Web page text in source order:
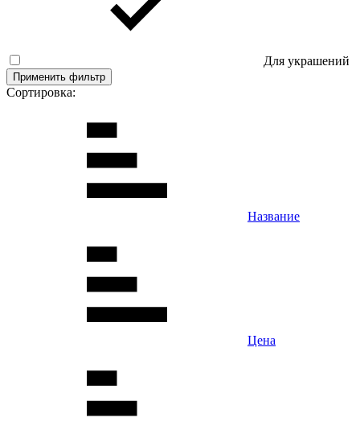
Для украшений
Применить фильтр
Сортировка:
Название
Цена